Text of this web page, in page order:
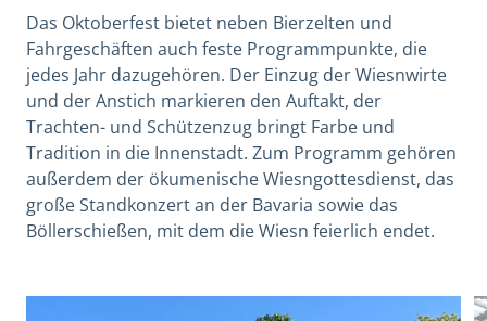
Das Oktoberfest bietet neben Bierzelten und
Fahrgeschäften auch feste Programmpunkte, die
jedes Jahr dazugehören. Der Einzug der Wiesnwirte
und der Anstich markieren den Auftakt, der
Trachten- und Schützenzug bringt Farbe und
Tradition in die Innenstadt. Zum Programm gehören
außerdem der ökumenische Wiesngottesdienst, das
große Standkonzert an der Bavaria sowie das
Böllerschießen, mit dem die Wiesn feierlich endet.
This is a carousel with rotating cards. Use the